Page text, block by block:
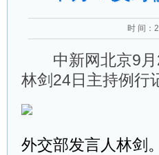
时 间：
中新网北京9月
林剑24日主持例行
外交部发言人林剑